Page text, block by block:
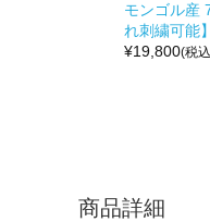
モンゴル産
れ刺繍可能】
¥19,800(税
商品詳細